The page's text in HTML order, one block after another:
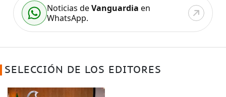
Noticias deVanguardia en
WhatsApp.
SELECCIÓN DE LOS EDITORES